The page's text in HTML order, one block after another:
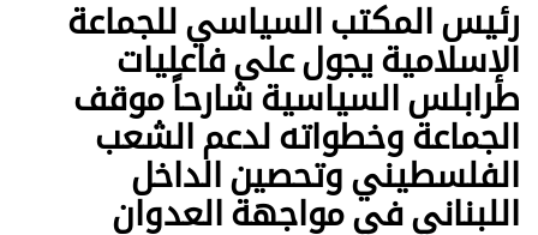
رئيس المكتب السياسي للجماعة
الإسلامية يجول على فاعليات
طرابلس السياسية شارحاً موقف
الجماعة وخطواته لدعم الشعب
الفلسطيني وتحصين الداخل
اللبناني في مواجهة العدوان